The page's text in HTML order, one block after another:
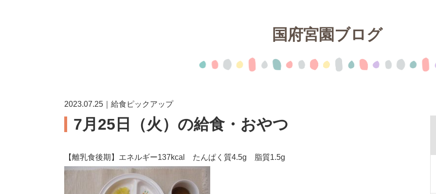
国府宮園ブログ
2023.07.25｜給食ピックアップ
7月25日（火）の給食・おやつ
【離乳食後期】エネルギー137kcal たんぱく質4.5g 脂質1.5g